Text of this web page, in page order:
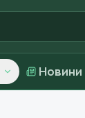
Новини